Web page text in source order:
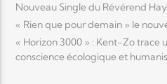
Nouveau Single du Révérend
« Rien que pour demain » le
« Horizon 3000 » : Kent-Zo trace
conscience écologique et